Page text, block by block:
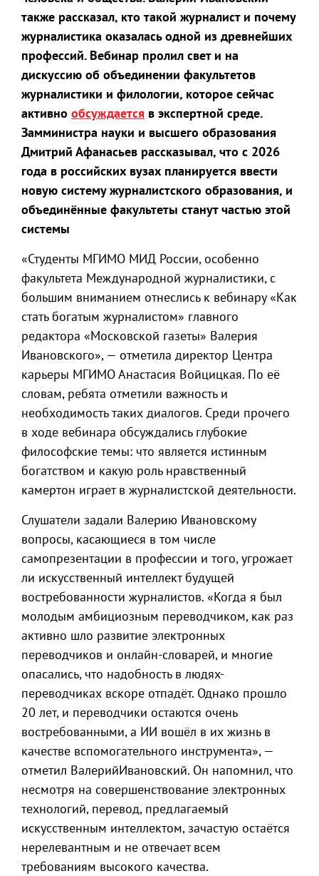
также рассказал, кто такой журналист и почему
журналистика оказалась одной из древнейших
профессий. Вебинар пролил свет и на
дискуссию об объединении факультетов
журналистики и филологии, которое сейчас
активно обсуждается в экспертной среде.
Замминистра науки и высшего образования
Дмитрий Афанасьев рассказывал, что с 2026
года в российских вузах планируется ввести
новую систему журналистского образования, и
объединённые факультеты станут частью этой
системы
«Студенты МГИМО МИД России, особенно
факультета Международной журналистики, с
большим вниманием отнеслись к вебинару «Как
стать богатым журналистом» главного
редактора «Московской газеты» Валерия
Ивановского», — отметила директор Центра
карьеры МГИМО Анастасия Войцицкая. По её
словам, ребята отметили важность и
необходимость таких диалогов. Среди прочего
в ходе вебинара обсуждались глубокие
философские темы: что является истинным
богатством и какую роль нравственный
камертон играет в журналистской деятельности.
Слушатели задали Валерию Ивановскому
вопросы, касающиеся в том числе
самопрезентации в профессии и того, угрожает
ли искусственный интеллект будущей
востребованности журналистов. «Когда я был
молодым амбициозным переводчиком, как раз
активно шло развитие электронных
переводчиков и онлайн-словарей, и многие
опасались, что надобность в людях-
переводчиках вскоре отпадёт. Однако прошло
20 лет, и переводчики остаются очень
востребованными, а ИИ вошёл в их жизнь в
качестве вспомогательного инструмента», —
отметил ВалерийИвановский. Он напомнил, что
несмотря на совершенствование электронных
технологий, перевод, предлагаемый
искусственным интеллектом, зачастую остаётся
нерелевантным и не отвечает всем
требованиям высокого качества.